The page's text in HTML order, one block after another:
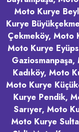
Moto Kurye
Kurye
Çekmeköy, Moto
Moto Kurye
Kadıköy, Moto
Moto Kurye
Kurye Pendik,
Sarıyer, Moto
Moto Kurye